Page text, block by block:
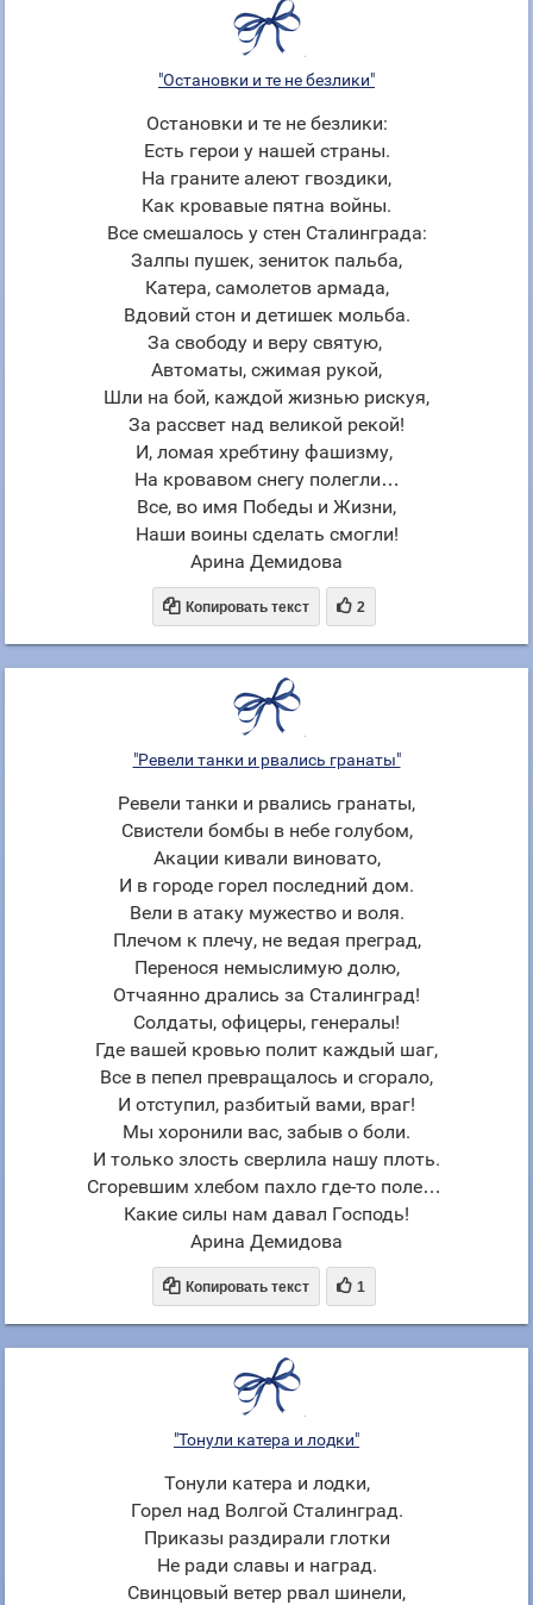
"Остановки и те не безлики"
Остановки и те не безлики:
Есть герои у нашей страны.
На граните алеют гвоздики,
Как кровавые пятна войны.
Все смешалось у стен Сталинграда:
Залпы пушек, зениток пальба,
Катера, самолетов армада,
Вдовий стон и детишек мольба.
За свободу и веру святую,
Автоматы, сжимая рукой,
Шли на бой, каждой жизнью рискуя,
За рассвет над великой рекой!
И, ломая хребтину фашизму,
На кровавом снегу полегли…
Все, во имя Победы и Жизни,
Наши воины сделать смогли!
Арина Демидова
 Копировать текст  2
"Ревели танки и рвались гранаты"
Ревели танки и рвались гранаты,
Свистели бомбы в небе голубом,
Акации кивали виновато,
И в городе горел последний дом.
Вели в атаку мужество и воля.
Плечом к плечу, не ведая преград,
Перенося немыслимую долю,
Отчаянно дрались за Сталинград!
Солдаты, офицеры, генералы!
Где вашей кровью полит каждый шаг,
Все в пепел превращалось и сгорало,
И отступил, разбитый вами, враг!
Мы хоронили вас, забыв о боли.
И только злость сверлила нашу плоть.
Сгоревшим хлебом пахло где-то поле…
Какие силы нам давал Господь!
Арина Демидова
 Копировать текст  1
"Тонули катера и лодки"
Тонули катера и лодки,
Горел над Волгой Сталинград.
Приказы раздирали глотки
Не ради славы и наград.
Свинцовый ветер рвал шинели,